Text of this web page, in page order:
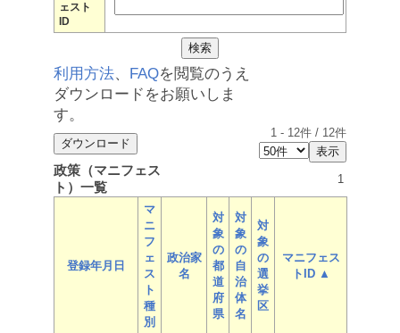
ェスト
ID
利用方法、 FAQを閲覧のうえ
ダウンロードをお願いしま
す。
1 - 12件 / 12件
政策（マニフェス
ト）一覧
1
登録年月日
マ
ニ
フ
ェ
ス
ト
種
別
政治家
名
対
象
の
都
道
府
県
対
象
の
自
治
体
名
対
象
の
選
挙
区
マニフェス
トID ▲